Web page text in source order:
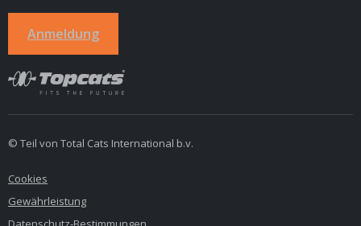
Anmeldung
© Teil von Total Cats International b.v.
Cookies
Gewährleistung